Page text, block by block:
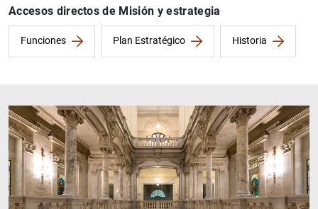
Accesos directos de Misión y estrategia
Funciones Plan Estratégico Historia